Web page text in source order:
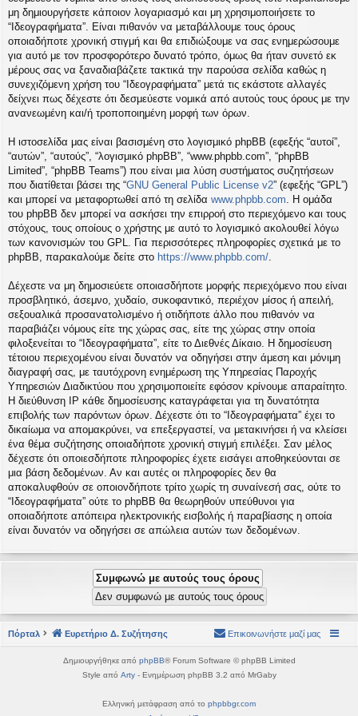
εις
μη δημιουργήσετε κάποιον λογαριασμό και μη χρησιμοποιήσετε το
“Ιδεογραφήματα”. Είναι πιθανόν να μεταβάλλουμε τους όρους
οποιαδήποτε χρονική στιγμή και θα επιδιώξουμε να σας ενημερώσουμε
για αυτό με τον προσφορότερο δυνατό τρόπο, όμως θα ήταν συνετό εκ
μέρους σας να ξαναδιαβάζετε τακτικά την παρούσα σελίδα καθώς η
συνεχιζόμενη χρήση του “Ιδεογραφήματα” μετά τις εκάστοτε αλλαγές
δείχνει πως δέχεστε ότι δεσμεύεστε νομικά από αυτούς τους όρους με την
ανανεωμένη και/ή τροποποιημένη μορφή των όρων.
Η ιστοσελίδα μας είναι βασισμένη στο λογισμικό phpBB (εφεξής “αυτοί”,
“αυτών”, “αυτούς”, “λογισμικό phpBB”, “www.phpbb.com”, “phpBB
Limited”, “phpBB Teams”) που είναι μια λύση συστήματος συζητήσεων
που διατίθεται βάσει της “GNU General Public License v2” (εφεξής “GPL”)
και μπορεί να μεταφορτωθεί από τη σελίδα www.phpbb.com . Η ομάδα
του phpBB δεν μπορεί να ασκήσει την επιρροή στο περιεχόμενο και τους
στόχους, τους οποίους ο χρήστης με αυτό το λογισμικό ακολουθεί λόγω
των κανονισμών του GPL. Για περισσότερες πληροφορίες σχετικά με το
phpBB, παρακαλούμε δείτε στο https://www.phpbb.com/
Δέχεστε να μη δημοσιεύετε οποιασδήποτε μορφής περιεχόμενο που είναι
προσβλητικό, άσεμνο, χυδαίο, συκοφαντικό, περιέχον μίσος ή απειλή,
σεξουαλικά προσανατολισμένο ή οτιδήποτε άλλο που πιθανόν να
παραβιάζει νόμους είτε της χώρας σας, είτε της χώρας στην οποία
φιλοξενείται το “Ιδεογραφήματα”, είτε το Διεθνές Δίκαιο. Η δημοσίευση
τέτοιου περιεχομένου είναι δυνατόν να οδηγήσει στην άμεση και μόνιμη
διαγραφή σας, με ταυτόχρονη ενημέρωση της Υπηρεσίας Παροχής
Υπηρεσιών Διαδικτύου που χρησιμοποιείτε εφόσον κρίνουμε απαραίτητο.
Η διεύθυνση IP κάθε δημοσίευσης καταγράφεται για τη δυνατότητα
επιβολής των παρόντων όρων. Δέχεστε ότι το “Ιδεογραφήματα” έχει το
δικαίωμα να απομακρύνει, να επεξεργαστεί, να μετακινήσει ή να κλείσει
ένα θέμα συζήτησης οποιαδήποτε χρονική στιγμή επιλέξει. Σαν μέλος
δέχεστε ότι οποιεσδήποτε πληροφορίες έχετε εισάγει αποθηκεύονται σε
μια βάση δεδομένων. Αν και αυτές οι πληροφορίες δεν θα
αποκαλυφθούν σε οποιονδήποτε τρίτο χωρίς τη συναίνεσή σας, ούτε το
“Ιδεογραφήματα” ούτε το phpBB θα θεωρηθούν υπεύθυνοι για
οποιαδήποτε απόπειρα ηλεκτρονικής εισβολής ή παραβίασης η οποία
είναι δυνατόν να οδηγήσει σε απώλεια αυτών των δεδομένων.
Πόρταλ Ευρετήριο Δ. Συζήτησης Επικοινωνήστε μαζί μας
Δημιουργήθηκε από phpBB® Forum Software © phpBB Limited
Style από Arty- Ενημέρωση phpBB 3.2 από MrGaby
Ελληνική μετάφραση από το phpbbgr.com